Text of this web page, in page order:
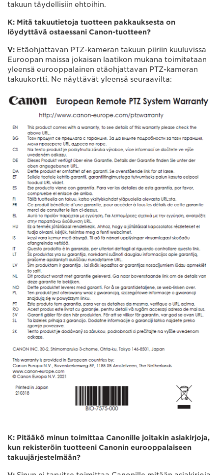
takuun täydellisiin ehtoihin.
K: Mitä takuutietoja tuotteen pakkauksesta on
löydyttävä ostaessani Canon-tuotteen?
V: Etäohjattavan PTZ-kameran takuun piiriin kuuluvissa
Euroopan maissa jokaisen laatikon mukana toimitetaan
yleensä eurooppalainen etäohjattavan PTZ-kameran
takuukortti. Ne näyttävät yleensä seuraavilta:
K: Pitääkö minun toimittaa Canonille joitakin asiakirjoja,
kun rekisteröin tuotteeni Canonin eurooppalaiseen
takuujärjestelmään?